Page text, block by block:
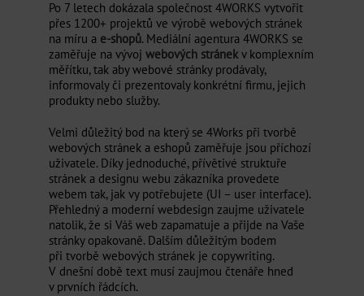
SHOWROOM UNHOŠŤ
SHOWROOM CHRÁŠŤANY
Po 7 letech dokázala společnost 4WORKS vytvořit
přes 1200+ projektů ve výrobě webových stránek
na míru a e-shopů. Mediální agentura 4WORKS se
zaměřuje na vývoj webových stránekv komplexním
měřítku, tak aby webové stránky prodávaly,
informovaly či prezentovaly konkrétní firmu, jejich
produkty nebo služby.
Velmi důležitý bod na který se 4Works při tvorbě
webových stránek a eshopů zaměřuje jsou příchozí
uživatele. Díky jednoduché, přívětivé struktuře
stránek a designu webu zákazníka provedete
webem tak, jak vy potřebujete (UI – user interface).
Přehledný a moderní webdesign zaujme uživatele
natolik, že si Váš web zapamatuje a přijde na Vaše
stránky opakovaně. Dalším důležitým bodem
při tvorbě webových stránek je copywriting.
V dnešní době text musí zaujmou čtenáře hned
v prvních řádcích.